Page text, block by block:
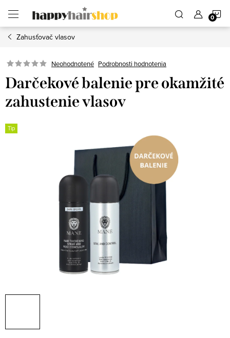
obsah
Zahusťovač vlasov
Neohodnotené Podrobnosti hodnotenia
Darčekové balenie pre okamžité
zahustenie vlasov
Tip